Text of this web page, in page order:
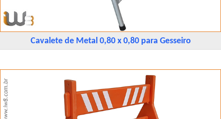
Cavalete de Metal 0,80 x 0,80 para Gesseiro